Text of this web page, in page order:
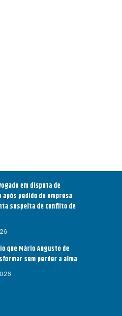
em disputa de
pedido de empresa
suspeita de conflito de
que Mário Augusto de
sem perder a alma